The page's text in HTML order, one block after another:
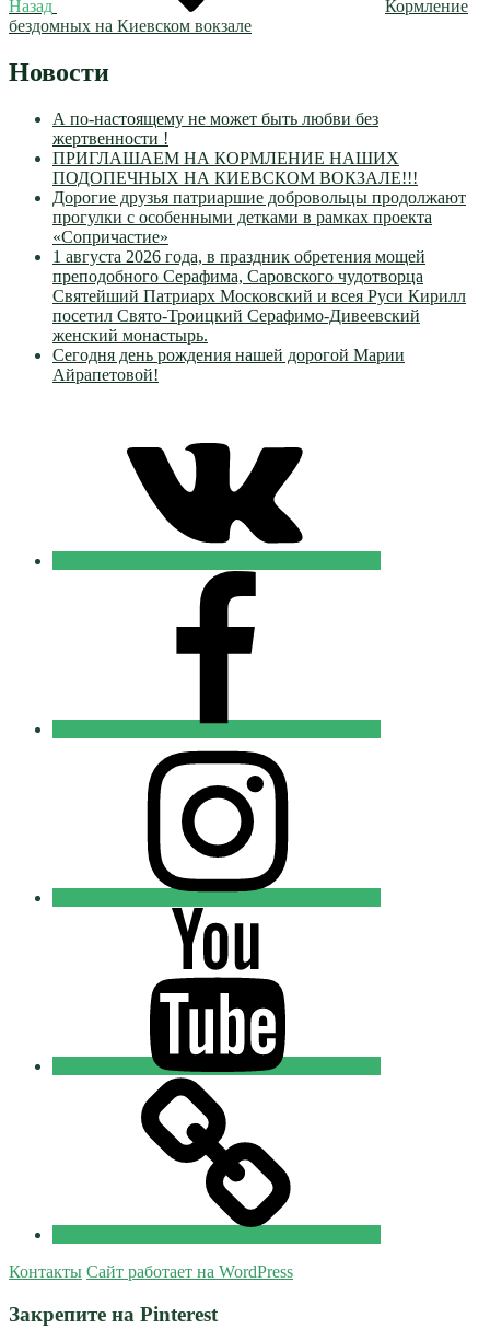
Назад
Кормление
бездомных на Киевском вокзале
Новости
А по-настоящему не может быть любви без
жертвенности !
ПРИГЛАШАЕМ НА КОРМЛЕНИЕ НАШИХ
ПОДОПЕЧНЫХ НА КИЕВСКОМ ВОКЗАЛЕ!!!
Дорогие друзья патриаршие добровольцы продолжают
прогулки с особенными детками в рамках проекта
«Сопричастие»
1 августа 2026 года, в праздник обретения мощей
преподобного Серафима, Саровского чудотворца
Святейший Патриарх Московский и всея Руси Кирилл
посетил Свято-Троицкий Серафимо-Дивеевский
женский монастырь.
Сегодня день рождения нашей дорогой Марии
Айрапетовой!
Добровольцы
Православные
Добровольцы
Православные
Добровольцы
Контакты Сайт работает на WordPress
Закрепите на Pinterest